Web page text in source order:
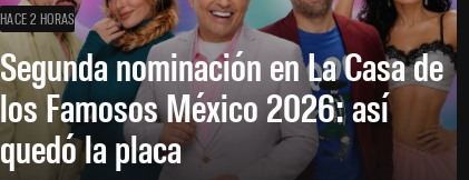
HACE 2 HORAS
Segunda nominación en La Casa de
los Famosos México 2026: así
quedó la placa